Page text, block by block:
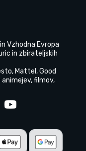
Vzhodna Evropa
in zbirateljskih
Mattel, Good
filmov,